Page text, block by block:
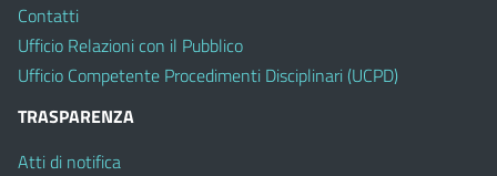
Contatti
Ufficio Relazioni con il Pubblico
Ufficio Competente Procedimenti Disciplinari (UCPD)
TRASPARENZA
Atti di notifica